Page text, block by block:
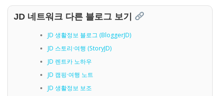
JD 네트워크 다른 블로그 보기
JD 생활정보 블로그 (BloggerJD)
JD 스토리·여행 (StoryJD)
JD 렌트카 노하우
JD 캠핑·여행 노트
JD 생활정보 보조